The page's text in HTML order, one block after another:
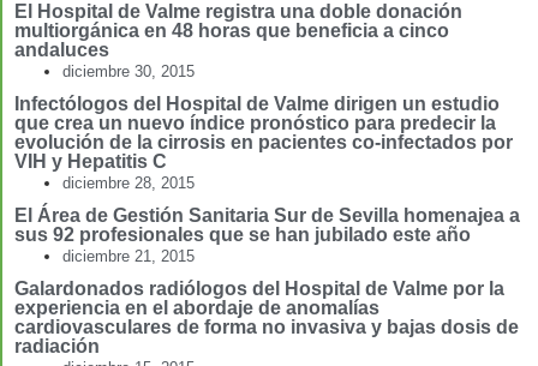
El Hospital de Valme registra una doble donación
multiorgánica en 48 horas que beneficia a cinco
andaluces
diciembre 30, 2015
Infectólogos del Hospital de Valme dirigen un estudio
que crea un nuevo índice pronóstico para predecir la
evolución de la cirrosis en pacientes co-infectados por
VIH y Hepatitis C
diciembre 28, 2015
El Área de Gestión Sanitaria Sur de Sevilla homenajea a
sus 92 profesionales que se han jubilado este año
diciembre 21, 2015
Galardonados radiólogos del Hospital de Valme por la
experiencia en el abordaje de anomalías
cardiovasculares de forma no invasiva y bajas dosis de
radiación